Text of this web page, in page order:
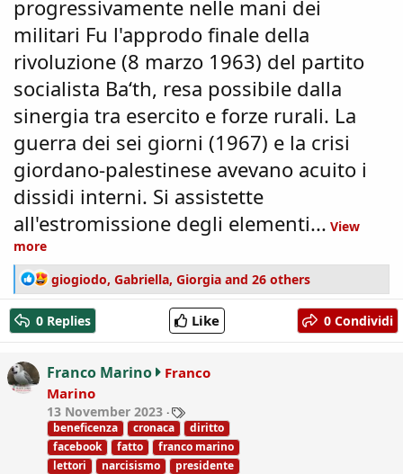
progressivamente nelle mani dei
militari Fu l'approdo finale della
rivoluzione (8 marzo 1963) del partito
socialista Ba‘th, resa possibile dalla
sinergia tra esercito e forze rurali. La
guerra dei sei giorni (1967) e la crisi
giordano-palestinese avevano acuito i
dissidi interni. Si assistette
all'estromissione degli elementi... View
more
R
e
a
c
t
i
o
n
s
:
giogiodo, Gabriella, Giorgia and 26 others
0 Replies Like 0 Condividi
Franco Marino
Franco
Marino
13 November 2023
T
a
g
s
beneficenza cronaca
diritto
facebook
fatto
franco marino
lettori
narcisismo
presidente